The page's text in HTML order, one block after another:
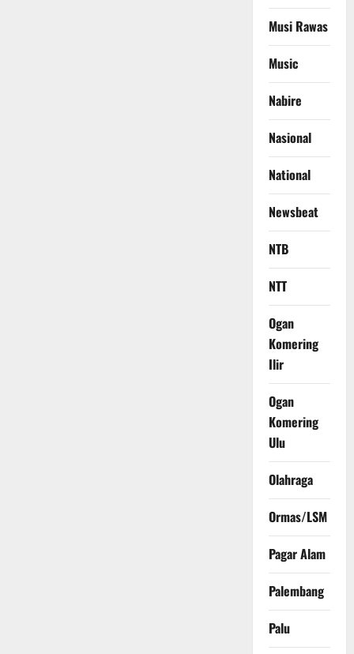
Musi Rawas
Music
Nabire
Nasional
National
Newsbeat
NTB
NTT
Ogan
Komering
Ilir
Ogan
Komering
Ulu
Olahraga
Ormas/LSM
Pagar Alam
Palembang
Palu